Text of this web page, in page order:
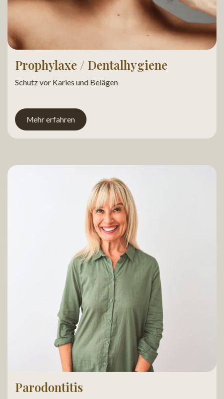
Prophylaxe / Dentalhygiene
Schutz vor Karies und Belägen
Mehr erfahren
Parodontitis